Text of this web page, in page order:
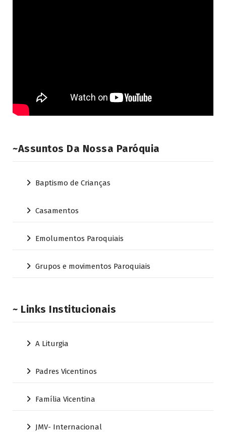
~Assuntos Da Nossa Paróquia
Baptismo de Crianças
Casamentos
Emolumentos Paroquiais
Grupos e movimentos Paroquiais
~ Links Institucionais
A Liturgia
Padres Vicentinos
Família Vicentina
JMV- Internacional